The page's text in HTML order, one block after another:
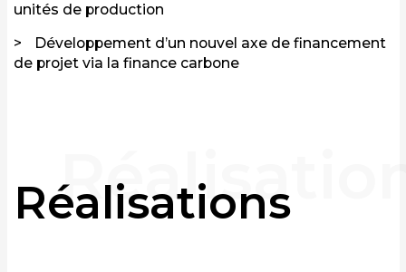
unités de production
Développement d’un nouvel axe de financement
de projet via la finance carbone
Réalisations